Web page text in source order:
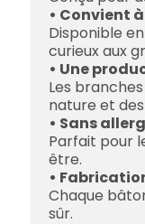
• Convient
Disponible
curieux aux
• Une
Les
nature et
• Sans
Parfait pour
être.
•
Chaque
sûr.